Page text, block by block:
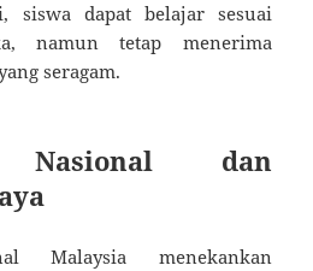
siswa dapat belajar sesuai
namun tetap menerima
seragam.
Nasional dan
Malaysia menekankan